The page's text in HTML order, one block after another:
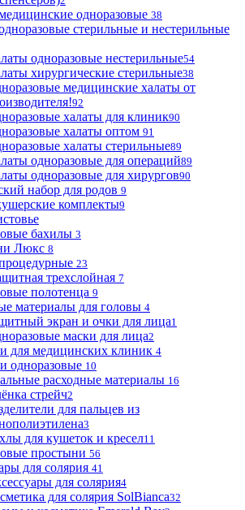
одноразовые 38
стерильные и нестерильные
одноразовые нестерильные54
хирургические стерильные38
медицинские халаты от
92
халаты для клиник90
халаты оптом 91
халаты стерильные89
одноразовые для операций89
одноразовые для хирургов90
набор для родов 9
комплекты9
бахилы 3
Люкс 8
23
трехслойная 7
полотенца 9
материалы для головы 4
экран и очки для лица1
маски для лица2
для медицинских клиник 4
одноразовые 10
расходные материалы 16
стрейч2
для пальцев из
3
для кушеток и кресел11
простыни 56
для солярия 41
для солярия4
для солярия SolBianca32